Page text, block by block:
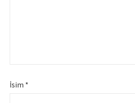
İsim *